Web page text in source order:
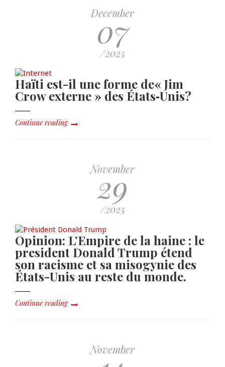
December
07
/2025
Haïti est-il une forme de« Jim
Crow externe » des États‑Unis?
Continue reading
November
29
/2025
Opinion: L’Empire de la haine : le
president Donald Trump étend
son racisme et sa misogynie des
États-Unis au reste du monde.
Continue reading
November